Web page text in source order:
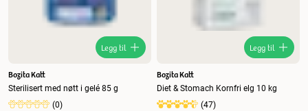
Legg til
Bozita Katt
Sterilisert med nøtt i gelé 85 g
(0)
Legg til
Bozita Katt
Diet & Stomach Kornfri elg 10 kg
(47)